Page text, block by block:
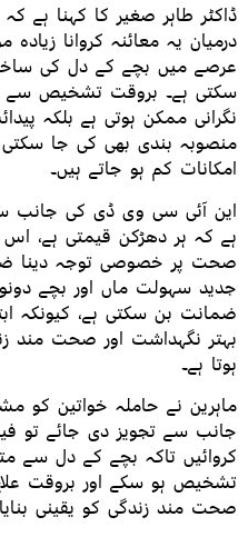
درمیان یہ معائنہ کروانا
عرصے میں بچے کے دل کی
سکتی ہے۔ بروقت تشخیص سے
نگرانی ممکن ہوتی ہے بلکہ
منصوبہ بندی بھی کی جا
امکانات کم ہو جاتے ہیں۔
این آئی سی وی ڈی کی جانب
ہے کہ ہر دھڑکن قیمتی ہے،
صحت پر خصوصی توجہ دینا
جدید سہولت ماں اور بچے
ضمانت بن سکتی ہے، کیونکہ
بہتر نگہداشت اور صحت مند
ہوتا ہے۔
ماہرین نے حاملہ خواتین کو
جانب سے تجویز دی جائے تو
کروائیں تاکہ بچے کے دل سے
تشخیص ہو سکے اور بروقت
صحت مند زندگی کو یقینی